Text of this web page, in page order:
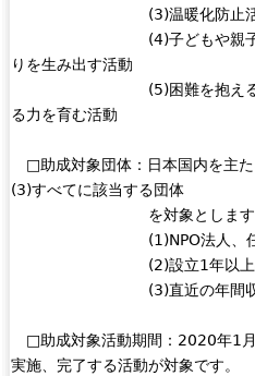
(3)温暖化防止活動や循
(4)子どもや親子の孤立
りを生み出す活動
(5)困難を抱える子ども
る力を育む活動
□助成対象団体：日本国内を主
(3)すべてに該当する団体
を対象とします
(1)NPO法人、任意団
(2)設立1年以上の活動
(3)直近の年間収入が
□助成対象活動期間：2020年1
実施、完了する活動が対象です。